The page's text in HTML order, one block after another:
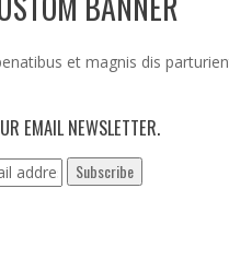
et magnis dis
EMAIL NEWSLETTER.